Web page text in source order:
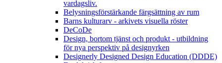
vardagsliv.
Belysningsförstärkande färgsättning av rum
Barns kulturarv - arkivets visuella röster
DeCoDe
Design, bortom tjänst och produkt - utbildning
för nya perspektiv på designyrken
Designerly Designed Design Education (DDDE)